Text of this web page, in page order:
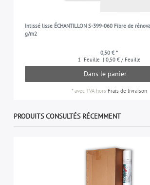
Intissé lisse ÉCHANTILLON S-399-060 Fibre de
g/m2
0,50 € *
1
Feuille | 0,50 € / Feuille
Dans le panier
*avec TVAhors Frais de livraison
PRODUITS CONSULTÉS RÉCEMMENT